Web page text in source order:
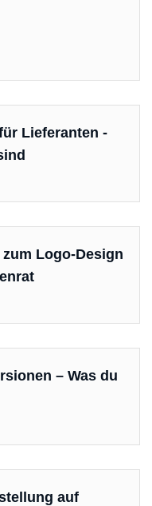
Lieferanten -
Logo-Design
– Was du
auf